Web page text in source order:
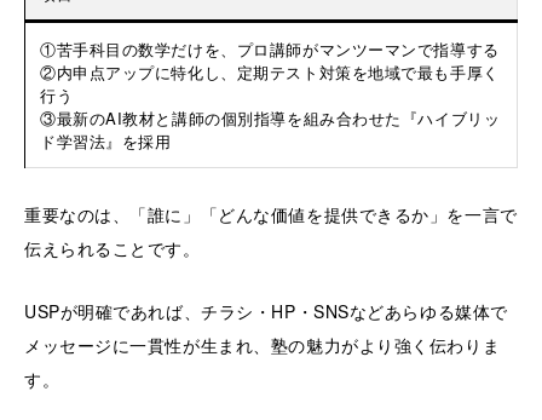
①苦手科目の数学だけを、プロ講師がマンツーマンで指導する
②内申点アップに特化し、定期テスト対策を地域で最も手厚く
行う
③最新のAI教材と講師の個別指導を組み合わせた『ハイブリッ
ド学習法』を採用
重要なのは、「誰に」「どんな価値を提供できるか」を一言で
伝えられることです。
USPが明確であれば、チラシ・HP・SNSなどあらゆる媒体で
メッセージに一貫性が生まれ、塾の魅力がより強く伝わりま
す。